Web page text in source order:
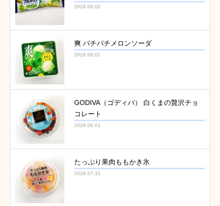
2026.08.02
爽 パチパチメロンソーダ
2026.08.01
GODIVA（ゴディバ） 白くまの贅沢チョ
コレート
2026.08.01
たっぷり果肉ももかき氷
2026.07.31